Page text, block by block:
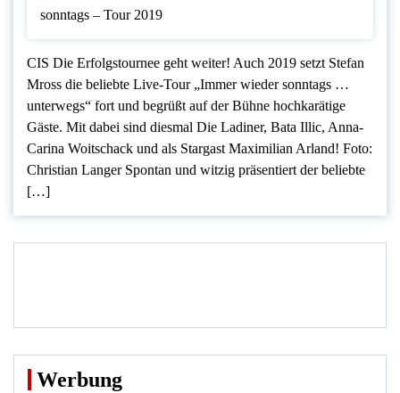
CIS Die Erfolgstournee geht weiter! Auch 2019 setzt Stefan
Mross die beliebte Live-Tour „Immer wieder sonntags …
unterwegs“ fort und begrüßt auf der Bühne hochkarätige
Gäste. Mit dabei sind diesmal Die Ladiner, Bata Illic, Anna-
Carina Woitschack und als Stargast Maximilian Arland! Foto:
Christian Langer Spontan und witzig präsentiert der beliebte
[…]
Werbung